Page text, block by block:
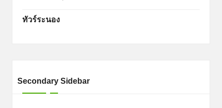
ทัวร์ระนอง
Secondary Sidebar